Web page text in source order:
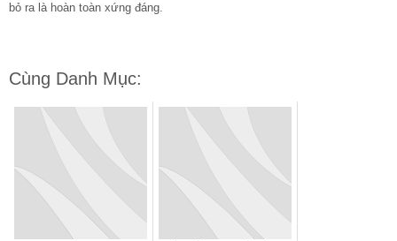
bỏ ra là hoàn toàn xứng đáng.
Cùng Danh Mục: